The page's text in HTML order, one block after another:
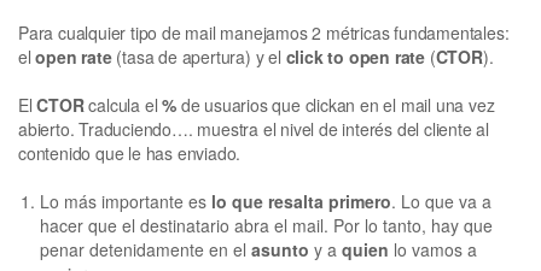
Para cualquier tipo de mail manejamos 2 métricas fundamentales:
elopen rate(tasa de apertura) y el click to open rate (CTOR).
ElCTORcalcula el% de usuarios que clickan en el mail una vez
abierto. Traduciendo…. muestra el nivel de interés del cliente al
contenido que le has enviado.
Lo más importante es lo que resalta primero. Lo que va a
hacer que el destinatario abra el mail. Por lo tanto, hay que
penar detenidamente en el asunto y a quien lo vamos a